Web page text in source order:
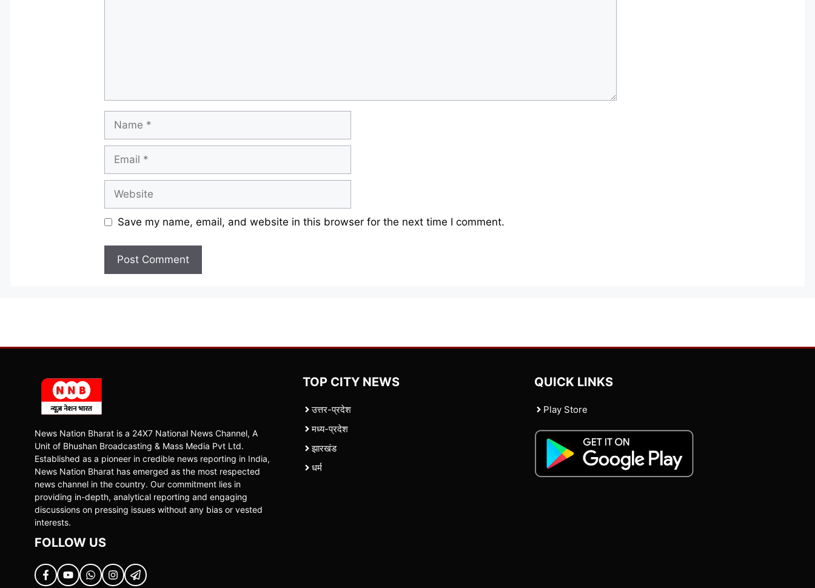
Name
Email
Website
Save my name, email, and website in this browser for the next time I comment.
News Nation Bharat is a 24X7 National News Channel, A
Unit of Bhushan Broadcasting & Mass Media Pvt Ltd.
Established as a pioneer in credible news reporting in India,
News Nation Bharat has emerged as the most respected
news channel in the country. Our commitment lies in
providing in-depth, analytical reporting and engaging
discussions on pressing issues without any bias or vested
interests.
FOLLOW US
TOP CITY NEWS
उत्तर-प्रदेश
मध्य-प्रदेश
झारखंड
धर्म
QUICK LINKS
Play Store